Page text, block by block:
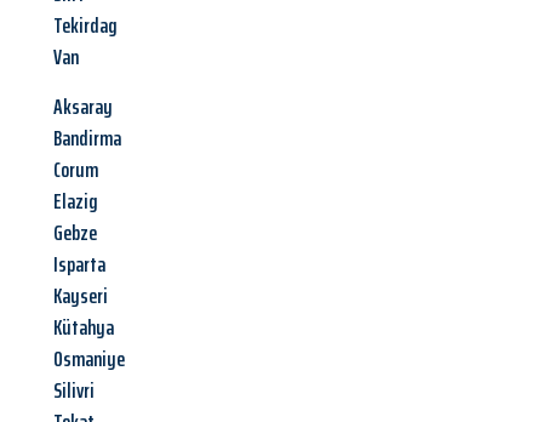
Tekirdag
Van
Aksaray
Bandirma
Corum
Elazig
Gebze
Isparta
Kayseri
Kütahya
Osmaniye
Silivri